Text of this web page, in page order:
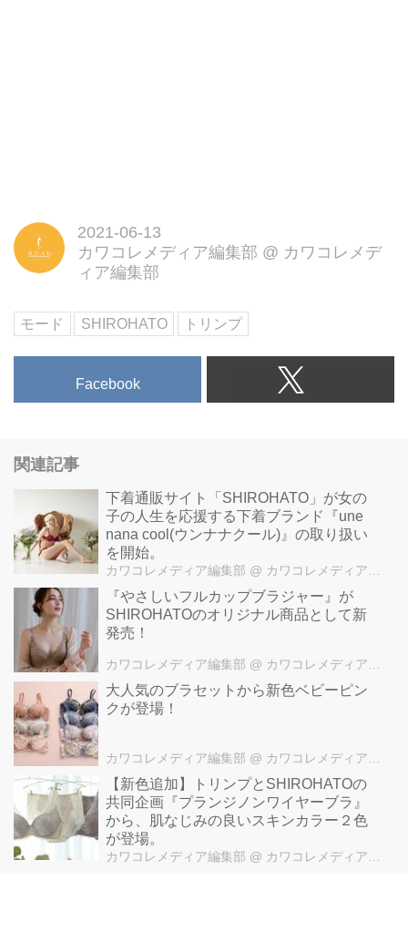
2021-06-13
カワコレメディア編集部 @ カワコレメデ
ィア編集部
モード SHIROHATO トリンプ
Facebook
関連記事
下着通販サイト「SHIROHATO」が女の
子の人生を応援する下着ブランド『une
nana cool(ウンナナクール)』の取り扱い
を開始。
カワコレメディア編集部 @ カワコレメディア編集部
『やさしいフルカップブラジャー』が
SHIROHATOのオリジナル商品として新
発売！
カワコレメディア編集部 @ カワコレメディア編集部
大人気のブラセットから新色ベビーピン
クが登場！
カワコレメディア編集部 @ カワコレメディア編集部
【新色追加】トリンプとSHIROHATOの
共同企画『プランジノンワイヤーブラ』
から、肌なじみの良いスキンカラー２色
が登場。
カワコレメディア編集部 @ カワコレメディア編集部